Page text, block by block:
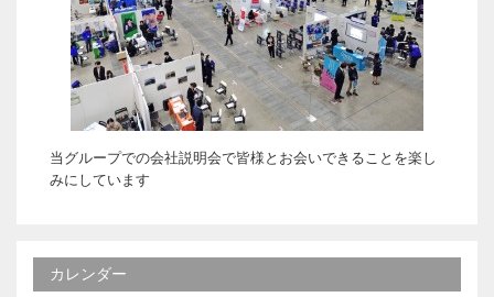
当グループでの会社説明会で皆様とお会いできることを楽し
みにしています
カレンダー